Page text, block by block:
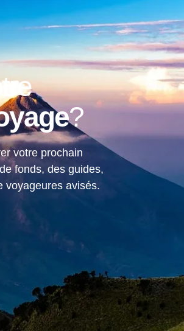
Destinations
?
votre prochain
fonds, des guides,
voyageures avisés.